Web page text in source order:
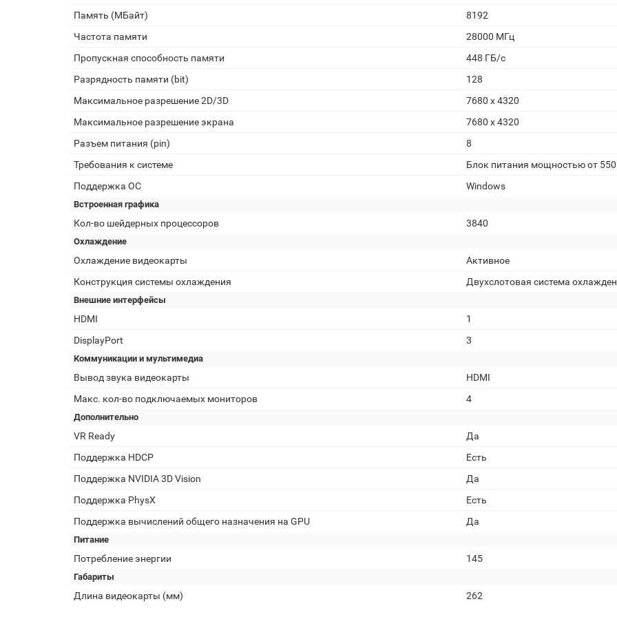
Память (МБайт)
8192
Частота памяти
28000 МГц
Пропускная способность памяти
448 ГБ/c
Разрядность памяти (bit)
128
Максимальное разрешение 2D/3D
7680 x 4320
Максимальное разрешение экрана
7680 x 4320
Разъем питания (pin)
8
Требования к системе
Блок питания мощностью от
Поддержка ОС
Windows
Встроенная графика
Кол-во шейдерных процессоров 3840
Охлаждение
Охлаждение видеокарты
Активное
Конструкция системы охлаждения
Двухслотовая система
Внешние интерфейсы
HDMI
1
DisplayPort
3
Коммуникации и мультимедиа
Вывод звука видеокарты
HDMI
Макс. кол-во подключаемых мониторов
4
Дополнительно
VR Ready
Да
Поддержка HDCP
Есть
Поддержка NVIDIA 3D Vision
Да
Поддержка PhysX
Есть
Поддержка вычислений общего назначения на GPU
Да
Питание
Потребление энергии 145
Габариты
Длина видеокарты (мм) 262